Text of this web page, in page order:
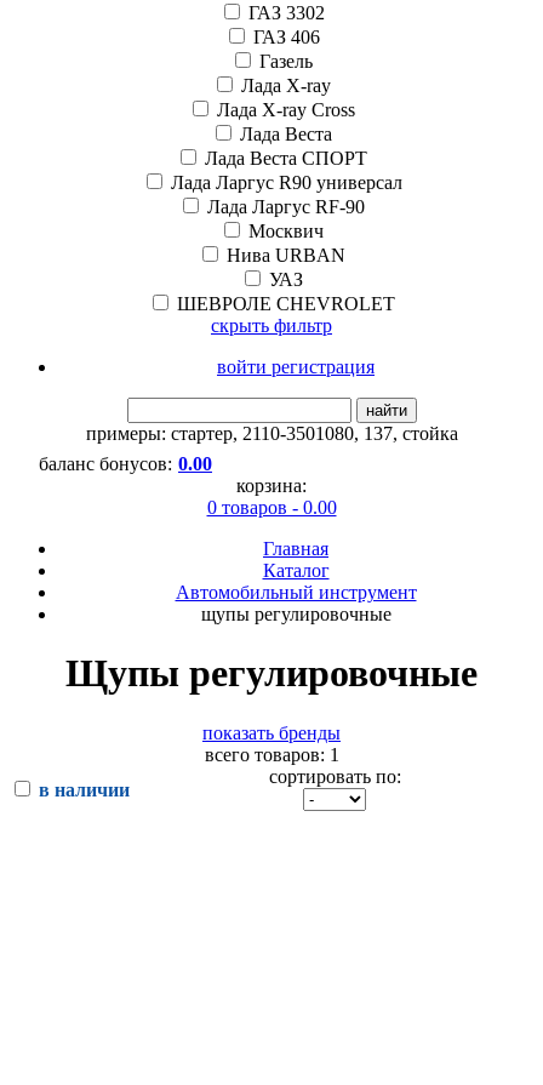
ГАЗ 3302
ГАЗ 406
Газель
Лада X-ray
Лада X-ray Cross
Лада Веста
Лада Веста СПОРТ
Лада Ларгус R90 универсал
Лада Ларгус RF-90
Москвич
Нива URBAN
УАЗ
ШЕВРОЛЕ CHEVROLET
скрыть фильтр
войти регистрация
найти
примеры: стартер, 2110-3501080, 137, стойка
баланс бонусов: 0.00
корзина:
0 товаров - 0.00
Главная
Каталог
Автомобильный инструмент
щупы регулировочные
Щупы регулировочные
показать бренды
всего товаров: 1
в наличии
сортировать по: